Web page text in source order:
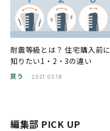
耐震等級とは？ 住宅購入前に
知りたい1・2・3の違い
買う 2021.03.18
編集部 PICK UP